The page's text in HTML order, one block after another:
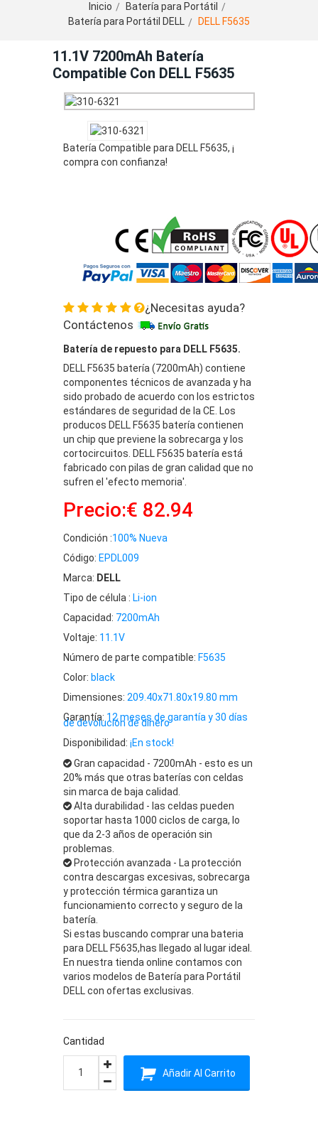
Inicio
Batería para Portátil
Batería para Portátil DELL
DELL F5635
11.1V 7200mAh Batería
Compatible Con DELL F5635
Batería Compatible para DELL F5635, ¡
compra con confianza!
¿Necesitas ayuda?
Contáctenos
Batería de repuesto para DELL F5635.
DELL F5635 batería (7200mAh) contiene
componentes técnicos de avanzada y ha
sido probado de acuerdo con los estrictos
estándares de seguridad de la CE. Los
producos DELL F5635 batería contienen
un chip que previene la sobrecarga y los
cortocircuitos. DELL F5635 batería está
fabricado con pilas de gran calidad que no
sufren el 'efecto memoria'.
Precio:€ 82.94
Condición :100% Nueva
Código: EPDL009
Marca: DELL
Tipo de célula : Li-ion
Capacidad: 7200mAh
Voltaje: 11.1V
Número de parte compatible: F5635
Color: black
Dimensiones: 209.40x71.80x19.80 mm
Garantía: 12 meses de garantía y 30 días
de devolución de dinero
Disponibilidad: ¡En stock!
Gran capacidad - 7200mAh - esto es un
20% más que otras baterías con celdas
sin marca de baja calidad.
Alta durabilidad - las celdas pueden
soportar hasta 1000 ciclos de carga, lo
que da 2-3 años de operación sin
problemas.
Protección avanzada - La protección
contra descargas excesivas, sobrecarga
y protección térmica garantiza un
funcionamiento correcto y seguro de la
batería.
Si estas buscando comprar una bateria
para DELL F5635,has llegado al lugar ideal.
En nuestra tienda online contamos con
varios modelos de Batería para Portátil
DELL con ofertas exclusivas.
Cantidad
Añadir Al Carrito